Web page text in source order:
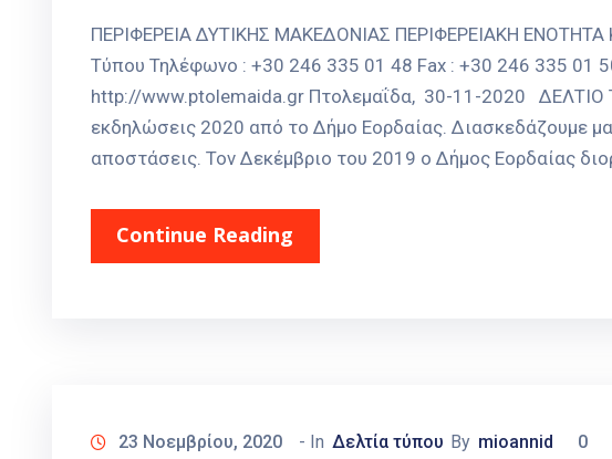
ΠΕΡΙΦΕΡΕΙΑ ΔΥΤΙΚΗΣ ΜΑΚΕΔΟΝΙΑΣ ΠΕΡΙΦΕΡΕΙΑΚΗ
Τύπου Τηλέφωνο : +30 246 335 01 48 Fax : +30 246 335 01
http://www.ptolemaida.gr Πτολεμαΐδα, 30-11-2020 ΔΕΛΤΙΟ
εκδηλώσεις 2020 από το Δήμο Εορδαίας. Διασκεδάζουμε
αποστάσεις. Τον Δεκέμβριο του 2019 ο Δήμος Εορδαίας
Continue Reading
23 Νοεμβρίου, 2020 - In Δελτία τύπου By mioannid 0